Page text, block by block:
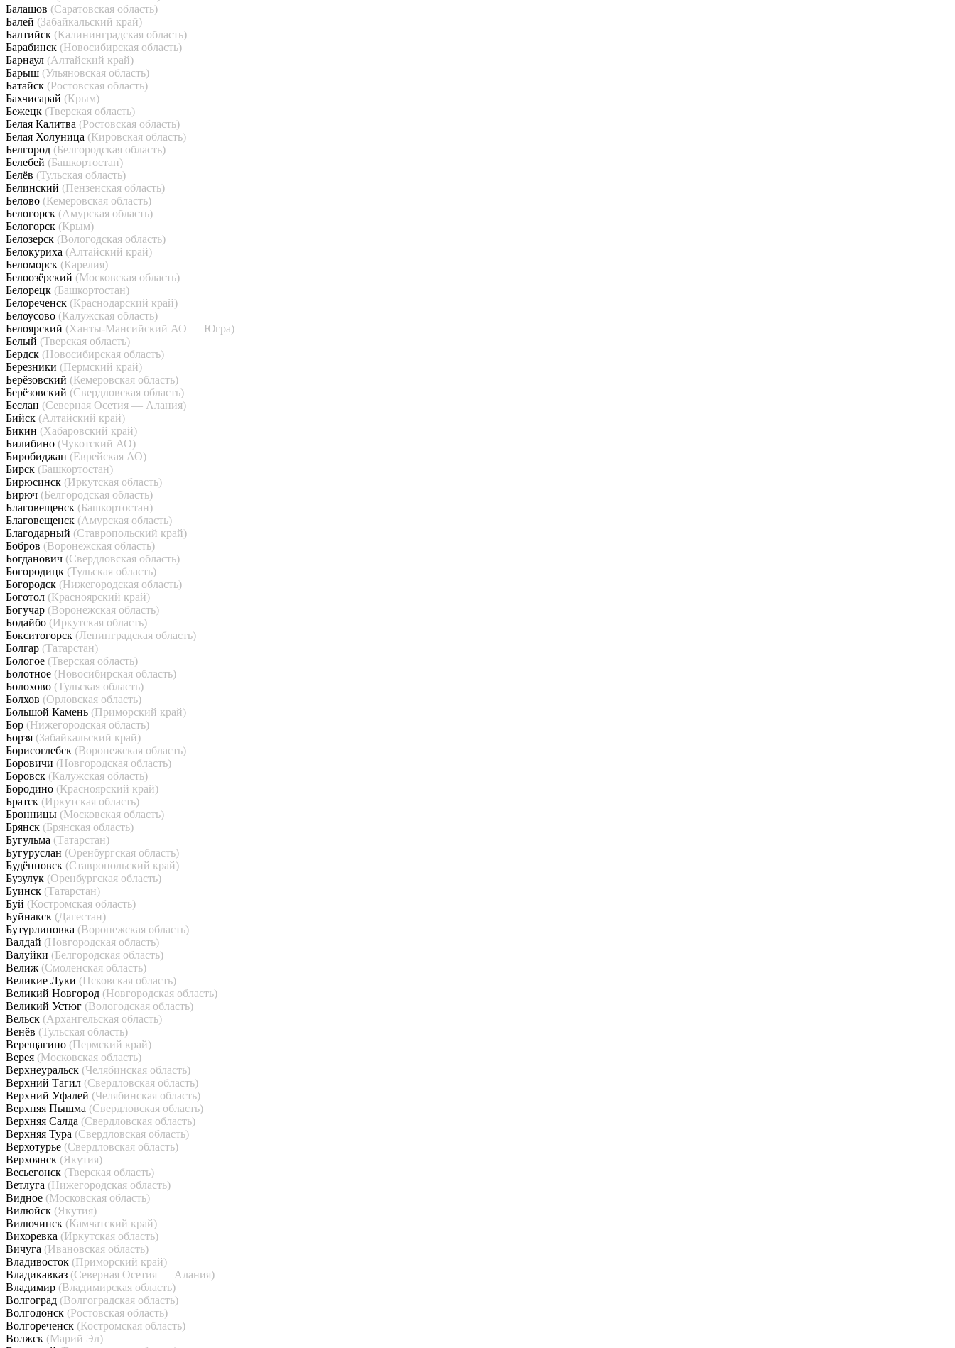
Балашов (Саратовская область)
Балей (Забайкальский край)
Балтийск (Калининградская область)
Барабинск (Новосибирская область)
Барнаул (Алтайский край)
Барыш (Ульяновская область)
Батайск (Ростовская область)
Бахчисарай (Крым)
Бежецк (Тверская область)
Белая Калитва (Ростовская область)
Белая Холуница (Кировская область)
Белгород (Белгородская область)
Белебей (Башкортостан)
Белёв (Тульская область)
Белинский (Пензенская область)
Белово (Кемеровская область)
Белогорск (Амурская область)
Белогорск (Крым)
Белозерск (Вологодская область)
Белокуриха (Алтайский край)
Беломорск (Карелия)
Белоозёрский (Московская область)
Белорецк (Башкортостан)
Белореченск (Краснодарский край)
Белоусово (Калужская область)
Белоярский (Ханты-Мансийский АО — Югра)
Белый (Тверская область)
Бердск (Новосибирская область)
Березники (Пермский край)
Берёзовский (Кемеровская область)
Берёзовский (Свердловская область)
Беслан (Северная Осетия — Алания)
Бийск (Алтайский край)
Бикин (Хабаровский край)
Билибино (Чукотский АО)
Биробиджан (Еврейская АО)
Бирск (Башкортостан)
Бирюсинск (Иркутская область)
Бирюч (Белгородская область)
Благовещенск (Башкортостан)
Благовещенск (Амурская область)
Благодарный (Ставропольский край)
Бобров (Воронежская область)
Богданович (Свердловская область)
Богородицк (Тульская область)
Богородск (Нижегородская область)
Боготол (Красноярский край)
Богучар (Воронежская область)
Бодайбо (Иркутская область)
Бокситогорск (Ленинградская область)
Болгар (Татарстан)
Бологое (Тверская область)
Болотное (Новосибирская область)
Болохово (Тульская область)
Болхов (Орловская область)
Большой Камень (Приморский край)
Бор (Нижегородская область)
Борзя (Забайкальский край)
Борисоглебск (Воронежская область)
Боровичи (Новгородская область)
Боровск (Калужская область)
Бородино (Красноярский край)
Братск (Иркутская область)
Бронницы (Московская область)
Брянск (Брянская область)
Бугульма (Татарстан)
Бугуруслан (Оренбургская область)
Будённовск (Ставропольский край)
Бузулук (Оренбургская область)
Буинск (Татарстан)
Буй (Костромская область)
Буйнакск (Дагестан)
Бутурлиновка (Воронежская область)
Валдай (Новгородская область)
Валуйки (Белгородская область)
Велиж (Смоленская область)
Великие Луки (Псковская область)
Великий Новгород (Новгородская область)
Великий Устюг (Вологодская область)
Вельск (Архангельская область)
Венёв (Тульская область)
Верещагино (Пермский край)
Верея (Московская область)
Верхнеуральск (Челябинская область)
Верхний Тагил (Свердловская область)
Верхний Уфалей (Челябинская область)
Верхняя Пышма (Свердловская область)
Верхняя Салда (Свердловская область)
Верхняя Тура (Свердловская область)
Верхотурье (Свердловская область)
Верхоянск (Якутия)
Весьегонск (Тверская область)
Ветлуга (Нижегородская область)
Видное (Московская область)
Вилюйск (Якутия)
Вилючинск (Камчатский край)
Вихоревка (Иркутская область)
Вичуга (Ивановская область)
Владивосток (Приморский край)
Владикавказ (Северная Осетия — Алания)
Владимир (Владимирская область)
Волгоград (Волгоградская область)
Волгодонск (Ростовская область)
Волгореченск (Костромская область)
Волжск (Марий Эл)